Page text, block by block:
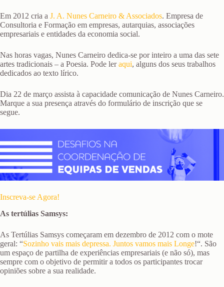
Em 2012 cria a J. A. Nunes Carneiro & Associados. Empresa de
Consultoria e Formação em empresas, autarquias, associações
empresariais e entidades da economia social.
Nas horas vagas, Nunes Carneiro dedica-se por inteiro a uma das sete
artes tradicionais – a Poesia. Pode leraqui, alguns dos seus trabalhos
dedicados ao texto lírico.
Dia 22 de março assista à capacidade comunicação de Nunes Carneiro.
Marque a sua presença através do formulário de inscrição que se
segue.
Inscreva-se Agora!
As tertúlias Samsys:
As Tertúlias Samsys começaram em dezembro de 2012 com o mote
geral: “Sozinho vais mais depressa. Juntos vamos mais Longe!“. São
um espaço de partilha de experiências empresariais (e não só), mas
sempre com o objetivo de permitir a todos os participantes trocar
opiniões sobre a sua realidade.